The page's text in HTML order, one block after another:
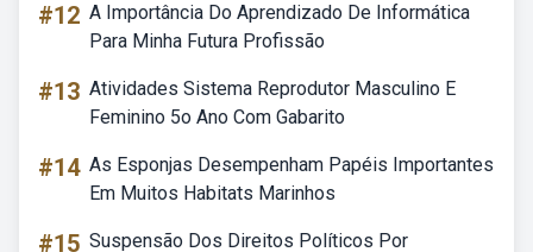
#12 A Importância Do Aprendizado De Informática
Para Minha Futura Profissão
#13 Atividades Sistema Reprodutor Masculino E
Feminino 5o Ano Com Gabarito
#14 As Esponjas Desempenham Papéis Importantes
Em Muitos Habitats Marinhos
#15 Suspensão Dos Direitos Políticos Por